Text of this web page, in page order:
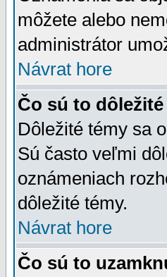
môžete alebo
administrátor
Návrat hore
Čo sú to
Dôležité témy sa
Sú často veľmi
oznámeniach
dôležité témy.
Návrat hore
Čo sú to